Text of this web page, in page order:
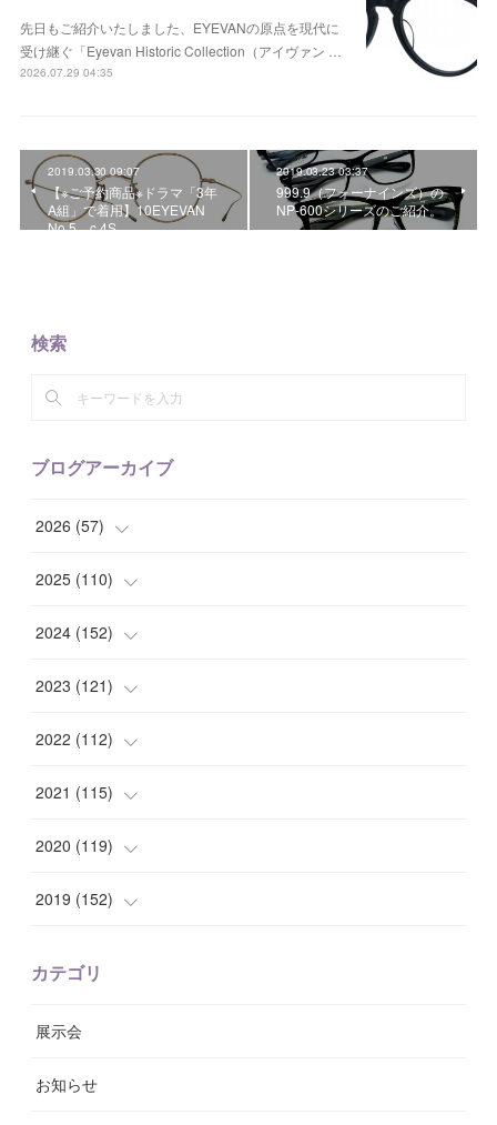
先日もご紹介いたしました、EYEVANの原点を現代に
受け継ぐ「Eyevan Historic Collection（アイヴァン …
2026.07.29 04:35
2019.03.30 09:07
【※ご予約商品※ドラマ「3年
A組」で着用】10EYEVAN
No.5 c.4S
2019.03.23 03:37
999.9（フォーナインズ）の
NP-600シリーズのご紹介。
検索
ブログアーカイブ
2026 (57)
( 1)
(10)
(9)
( 7)
( 8 )
2025 (110)
(10)
(7)
( 8)
( 7 )
( 10)
9
(14
2024 (152)
(14)
( 15)
( 11)
( 10)
( 11)
(14
2023 (121)
( 12)
( 8)
( 8)
( 6)
(12
2022 (112)
( 10)
( 7)
(8)
(9
2021 (115)
( 14)
(13)
(3
2020 (119)
(7)
2019 (152)
カテゴリ
展示会
お知らせ